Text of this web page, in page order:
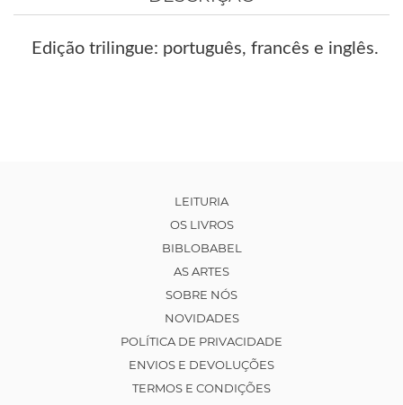
Edição trilingue: português, francês e inglês.
LEITURIA
OS LIVROS
BIBLOBABEL
AS ARTES
SOBRE NÓS
NOVIDADES
POLÍTICA DE PRIVACIDADE
ENVIOS E DEVOLUÇÕES
TERMOS E CONDIÇÕES